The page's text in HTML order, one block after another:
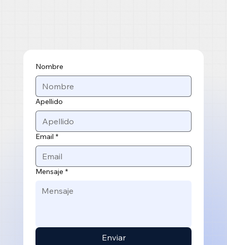
Nombre
Apellido
Email *
Mensaje *
Enviar